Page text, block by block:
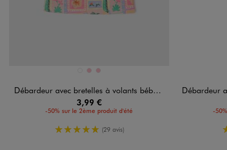
Disponible en 3 colorisJAUNE CLAIR
ROSEROSE
Débardeur avec bretelles à volants bébé fille
3,99 €
-50% sur le 2ème produit d'été
5/5 de moyenne
(29 avis)
Disponible
Débardeur
-